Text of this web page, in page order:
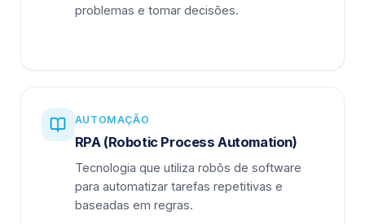
problemas e tomar decisões.
AUTOMAÇÃO
RPA (Robotic Process Automation)
Tecnologia que utiliza robôs de software
para automatizar tarefas repetitivas e
baseadas em regras.